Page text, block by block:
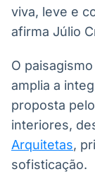
viva, leve e
afirma Júlio
O
amplia a
proposta
interiores,
Arquitetas,
sofisticação.